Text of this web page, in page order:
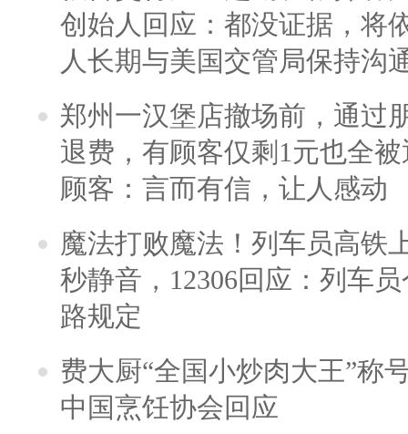
创始人回应：都没证据，将
人长期与美国交管局保持沟
郑州一汉堡店撤场前，通过
退费，有顾客仅剩1元也全
顾客：言而有信，让人感动
魔法打败魔法！列车员高铁
秒静音，12306回应：列车
路规定
费大厨“全国小炒肉大王”称
中国烹饪协会回应